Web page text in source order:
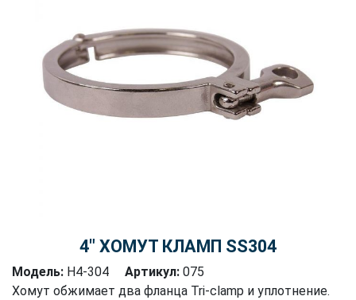
4″ ХОМУТ КЛАМП SS304
Модель: H4-304 Артикул: 075
Хомут обжимает два фланца Tri-clamp и уплотнение.